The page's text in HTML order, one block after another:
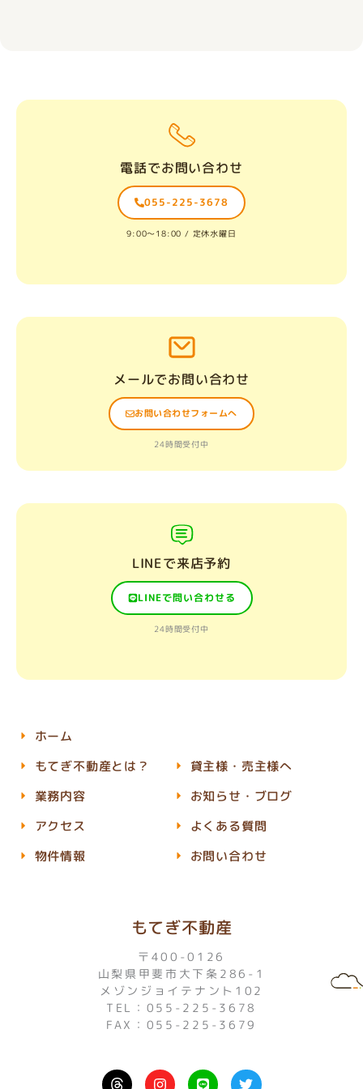
電話でお問い合わせ
055-225-3678
9:00〜18:00 / 定休水曜日
メールでお問い合わせ
お問い合わせフォームへ
24時間受付中
LINEで来店予約
LINEで問い合わせる
24時間受付中
もてぎ不動産
〒400-0126
山梨県甲斐市大下条286-1
メゾンジョイテナント102
TEL：055-225-3678
FAX：055-225-3679
I L T
ホーム
もてぎ不動産とは？
業務内容
アクセス
物件情報
貸主様・売主様へ
お知らせ・ブログ
よくある質問
お問い合わせ